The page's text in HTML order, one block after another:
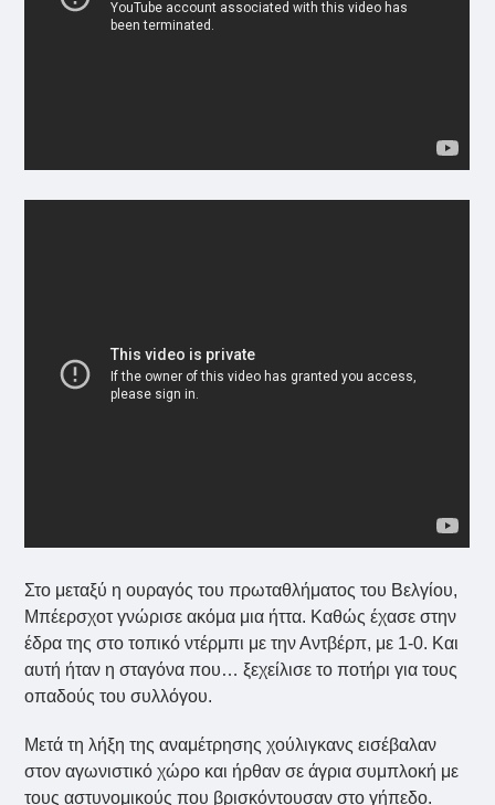
Στο μεταξύ η ουραγός του πρωταθλήματος του Βελγίου,
Μπέερσχοτ γνώρισε ακόμα μια ήττα. Καθώς έχασε στην
έδρα της στο τοπικό ντέρμπι με την Αντβέρπ, με 1-0. Και
αυτή ήταν η σταγόνα που… ξεχείλισε το ποτήρι για τους
οπαδούς του συλλόγου.
Μετά τη λήξη της αναμέτρησης χούλιγκανς εισέβαλαν
στον αγωνιστικό χώρο και ήρθαν σε άγρια συμπλοκή με
τους αστυνομικούς που βρισκόντουσαν στο γήπεδο.